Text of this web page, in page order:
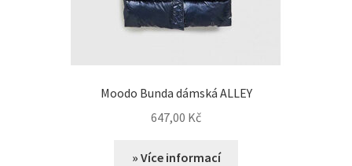
Moodo Bunda dámská ALLEY
647,00 Kč
» Více informací